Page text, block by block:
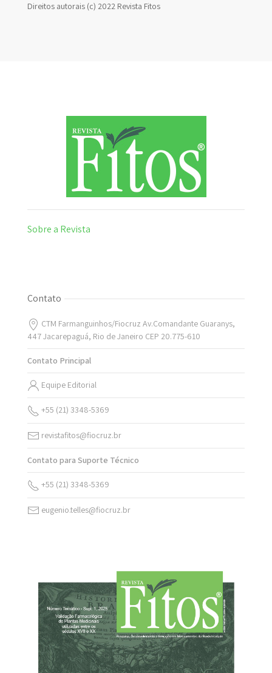
Direitos autorais (c) 2022 Revista Fitos
Sobre a Revista
Contato
CTM Farmanguinhos/Fiocruz Av.Comandante Guaranys,
447 Jacarepaguá, Rio de Janeiro CEP 20.775-610
Contato Principal
Equipe Editorial
+55 (21) 3348-5369
revistafitos@fiocruz.br
Contato para Suporte Técnico
+55 (21) 3348-5369
eugenio.telles@fiocruz.br